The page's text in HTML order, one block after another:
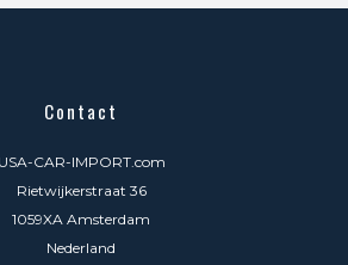
Contact
USA-CAR-IMPORT.com
Rietwijkerstraat 36
1059XA Amsterdam
Nederland